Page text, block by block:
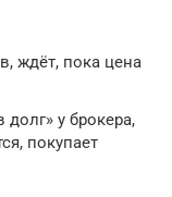
ждёт, пока цена
долг» у брокера,
покупает